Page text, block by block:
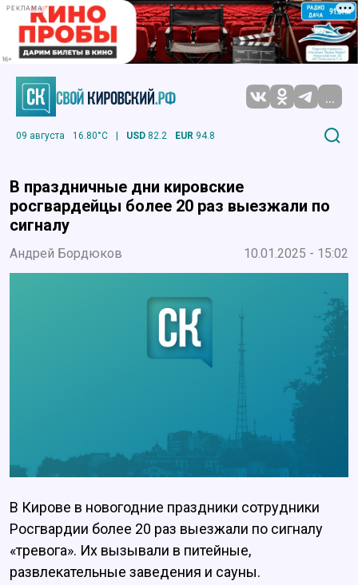
РЕКЛАМА
...
09 августа 16.80°C | USD 82.2 EUR 94.8
В праздничные дни кировские
росгвардейцы более 20 раз выезжали по
сигналу
Андрей Бордюков 10.01.2025 - 15:02
В Кирове в новогодние праздники сотрудники
Росгвардии более 20 раз выезжали по сигналу
«тревога». Их вызывали в питейные,
развлекательные заведения и сауны.